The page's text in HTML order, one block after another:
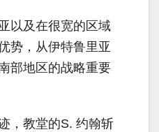
以及在很宽的区域
势，从伊特鲁里亚
部地区的战略重要
，教堂的S. 约翰斩